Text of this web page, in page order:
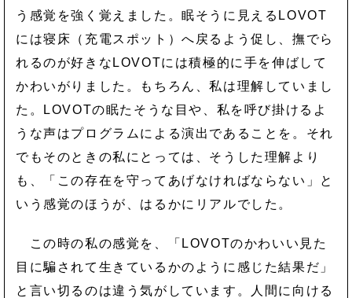
う感覚を強く覚えました。眠そうに見えるLOVOT
には寝床（充電スポット）へ戻るよう促し、撫でら
れるのが好きなLOVOTには積極的に手を伸ばして
かわいがりました。もちろん、私は理解していまし
た。LOVOTの眠たそうな目や、私を呼び掛けるよ
うな声はプログラムによる演出であることを。それ
でもそのときの私にとっては、そうした理解より
も、「この存在を守ってあげなければならない」と
いう感覚のほうが、はるかにリアルでした。
この時の私の感覚を、「LOVOTのかわいい見た
目に騙されて生きているかのように感じた結果だ」
と言い切るのは違う気がしています。人間に向ける